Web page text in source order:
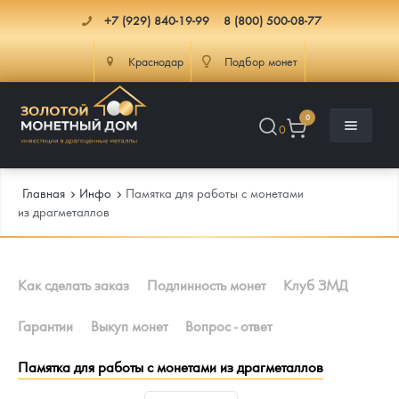
+7 (929) 840-19-99 8 (800) 500-08-77
Краснодар Подбор монет
0
0
Каталог Монет
Инвестиционные монеты
Монеты Россия и СССР
Памятные и старинные монеты
Как сделать заказ
Подлинность монет
Доставка
Услуги
Главная Инфо
Памятка для работы с монетами
из драгметаллов
Как сделать заказ Подлинность монет Клуб ЗМД
Гарантии Выкуп монет Вопрос - ответ
Памятка для работы с монетами из драгметаллов